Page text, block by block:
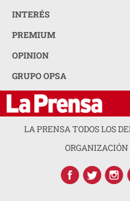
INTERÉS
PREMIUM
OPINION
GRUPO OPSA
LA PRENSA TODOS LOS